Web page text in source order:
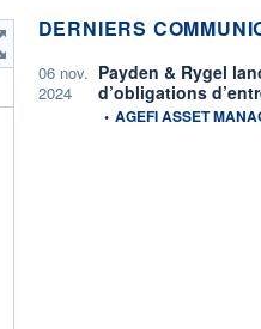
DERNIERS
06 nov.
2024
Payden & Rygel
d’obligations
information fournie par
• AGEFI ASSET